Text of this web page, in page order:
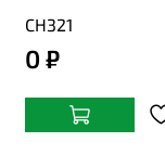
СН321
0 ₽